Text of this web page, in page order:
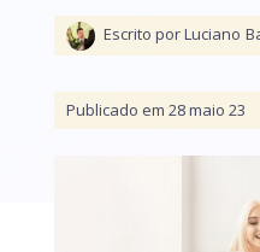
Escrito por Luciano
Publicado em 28 maio 23